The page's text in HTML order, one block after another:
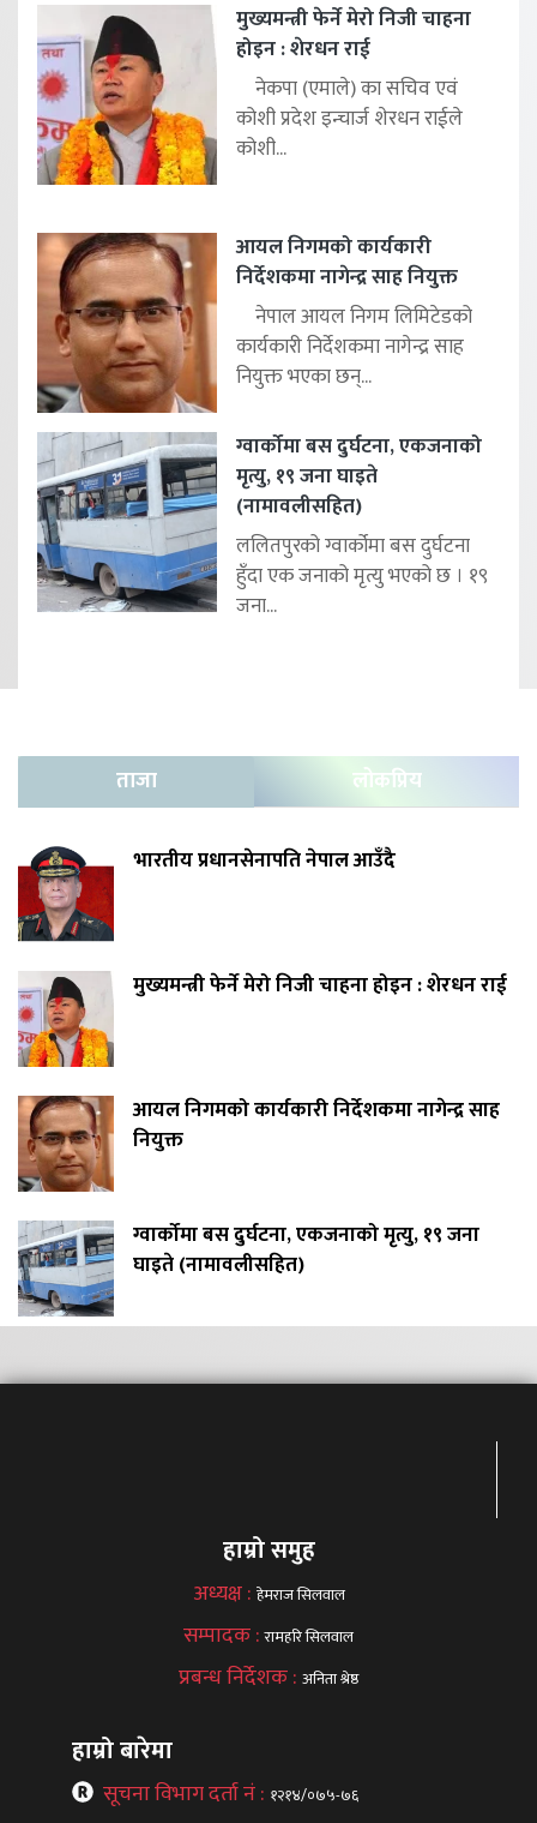
मुख्यमन्त्री फेर्ने मेरो निजी चाहना
होइन : शेरधन राई
नेकपा (एमाले) का सचिव एवं
कोशी प्रदेश इन्चार्ज शेरधन राईले
कोशी...
आयल निगमको कार्यकारी
निर्देशकमा नागेन्द्र साह नियुक्त
नेपाल आयल निगम लिमिटेडको
कार्यकारी निर्देशकमा नागेन्द्र साह
नियुक्त भएका छन्...
ग्वार्कोमा बस दुर्घटना, एकजनाको
मृत्यु, १९ जना घाइते
(नामावलीसहित)
ललितपुरको ग्वार्कोमा बस दुर्घटना
हुँदा एक जनाको मृत्यु भएको छ । १९
जना...
ताजा लोकप्रिय
भारतीय प्रधानसेनापति नेपाल आउँदै
मुख्यमन्त्री फेर्ने मेरो निजी चाहना होइन : शेरधन राई
आयल निगमको कार्यकारी निर्देशकमा नागेन्द्र साह
नियुक्त
ग्वार्कोमा बस दुर्घटना, एकजनाको मृत्यु, १९ जना
घाइते (नामावलीसहित)
हाम्रो समुह
अध्यक्ष : हेमराज सिलवाल
सम्पादक :रामहरि सिलवाल
प्रबन्ध निर्देशक : अनिता श्रेष्ठ
हाम्रो बारेमा
सूचना विभाग दर्ता नं : १२१४/०७५-७६